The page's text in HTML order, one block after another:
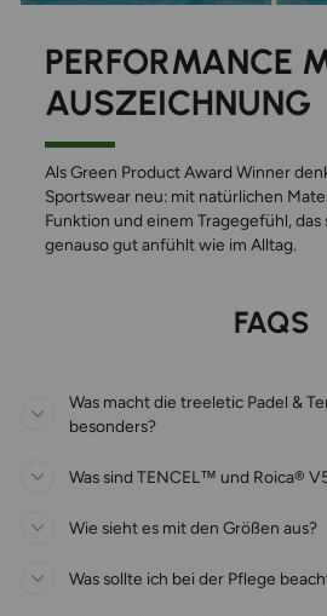
PERFORMANCE
AUSZEICHNUNG
Als Green Product Award Winner
Sportswear neu: mit natürlichen
Funktion und einem Tragegefühl,
genauso gut anfühlt wie im Alltag.
FAQS
Was macht die treeletic Padel &
besonders?
Was sind TENCEL™ und Roica®
Wie sieht es mit den Größen aus?
Was sollte ich bei der Pflege